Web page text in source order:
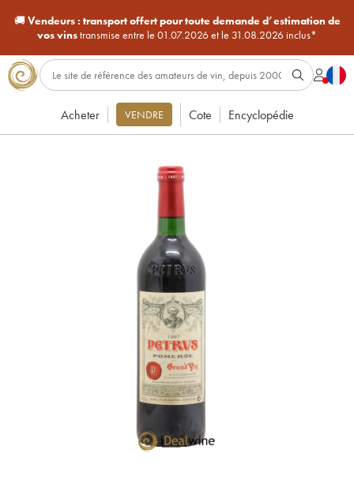
🚚Vendeurs : transport offert pour toute demande d’estimation de
vos vinstransmise entre le 01.07.2026 et le 31.08.2026 inclus*
Acheter VENDRE Cote Encyclopédie